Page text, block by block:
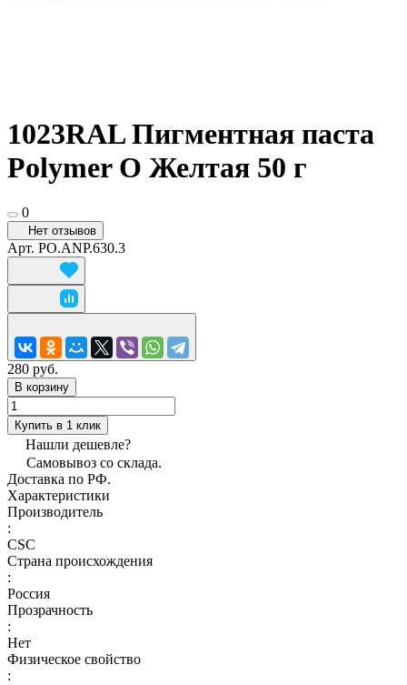
1023RAL Пигментная паста
Polymer O Желтая 50 г
0
Нет отзывов
Арт. PO.ANP.630.3
280 руб.
В корзину
Купить в 1 клик
Нашли дешевле?
Самовывоз со склада.
Доставка по РФ.
Характеристики
Производитель
:
CSC
Страна происхождения
:
Россия
Прозрачность
:
Нет
Физическое свойство
: